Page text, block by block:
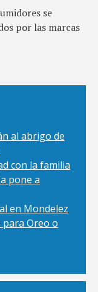
se
por las marcas
al abrigo de
con la familia
pone a
en Mondelez
para Oreo o